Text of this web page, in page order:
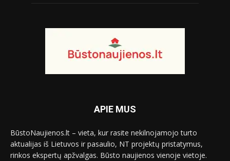
APIE MUS
BūstoNaujienos.lt – vieta, kur rasite nekilnojamojo turto
aktualijas iš Lietuvos ir pasaulio, NT projektų pristatymus,
rinkos ekspertų apžvalgas. Būsto naujienos vienoje vietoje.